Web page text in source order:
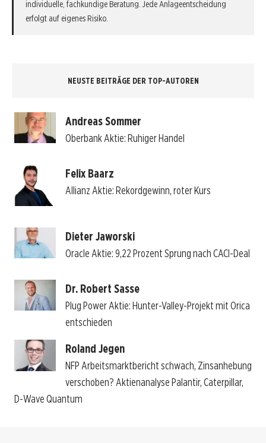
individuelle, fachkundige Beratung. Jede Anlageentscheidung
erfolgt auf eigenes Risiko.
NEUSTE BEITRÄGE DER TOP-AUTOREN
Andreas Sommer
Oberbank Aktie: Ruhiger Handel
Felix Baarz
Allianz Aktie: Rekordgewinn, roter Kurs
Dieter Jaworski
Oracle Aktie: 9,22 Prozent Sprung nach CACI-Deal
Dr. Robert Sasse
Plug Power Aktie: Hunter-Valley-Projekt mit Orica
entschieden
Roland Jegen
NFP Arbeitsmarktbericht schwach, Zinsanhebung
verschoben? Aktienanalyse Palantir, Caterpillar,
D-Wave Quantum